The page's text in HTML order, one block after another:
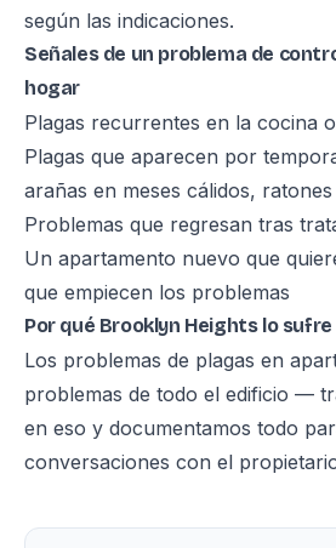
según las indicaciones.
Señales de un problema de
hogar
Plagas recurrentes en la cocina
Plagas que aparecen por
arañas en meses cálidos,
Problemas que regresan tras
Un apartamento nuevo que
que empiecen los problemas
Por qué Brooklyn Heights lo sufre
Los problemas de plagas en
problemas de todo el edificio —
en eso y documentamos todo
conversaciones con el